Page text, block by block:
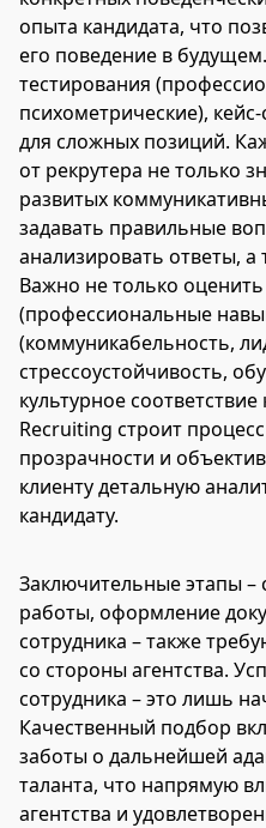
опыта кандидата, что
его поведение в
тестирования
психометрические),
для сложных позиций.
от рекрутера не только
развитых
задавать правильные
анализировать ответы, а
Важно не только
(профессиональные
(коммуникабельность,
стрессоустойчивость,
культурное
Recruiting строит
прозрачности и
клиенту детальную
кандидату.
Заключительные этапы –
работы, оформление
сотрудника – также
со стороны агентства.
сотрудника – это лишь
Качественный подбор
заботы о дальнейшей
таланта, что напрямую
агентства и